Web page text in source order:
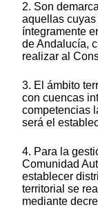
2. Son
aquellas
íntegramente
de Andalucía,
realizar al
3. El ámbito
con cuencas
competencias
será el
4. Para la
Comunidad
establecer
territorial se
mediante